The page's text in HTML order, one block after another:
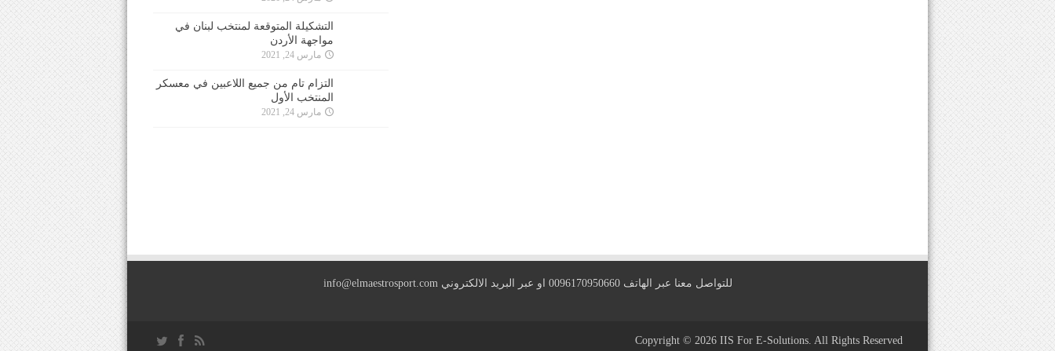
التشكيلة المتوقعة لمنتخب لبنان في
مواجهة الأردن
مارس 24, 2021
التزام تام من جميع اللاعبين في معسكر
المنتخب الأول
مارس 24, 2021
للتواصل معنا عبر الهاتف 0096170950660 او عبر البريد الالكتروني info@elmaestrosport.com
Copyright © 2026 IIS For E-Solutions. All Rights Reserved